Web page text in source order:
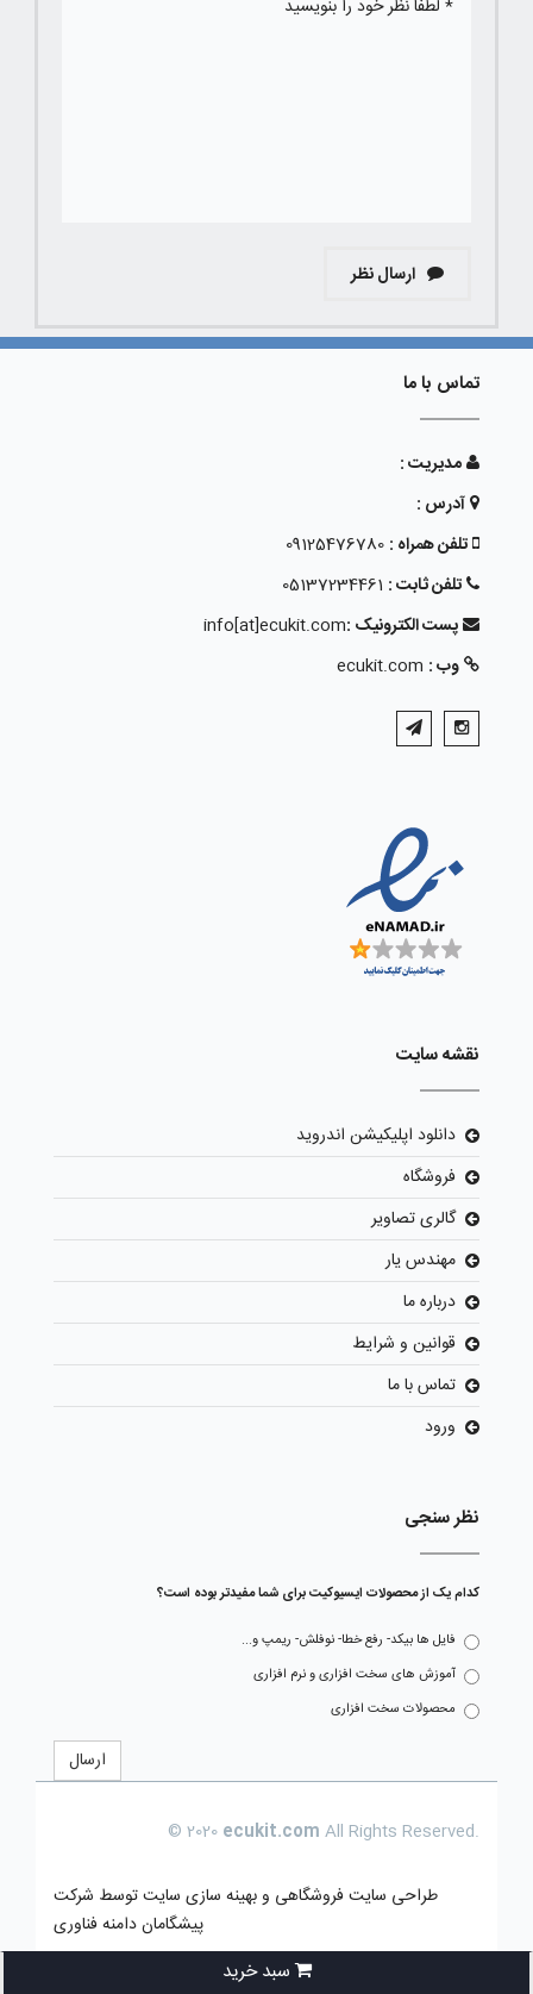
سبد خرید
ارسال نظر
تماس با ما
مدیریت :
آدرس :
تلفن همراه : 09125476780
تلفن ثابت : 05137234461
پست الکترونیک :info[at]ecukit.com
وب : ecukit.com
نقشه سایت
دانلود اپلیکیشن اندروید
فروشگاه
گالری تصاویر
مهندس یار
درباره ما
قوانین و شرایط
تماس با ما
ورود
نظر سنجی
کدام یک از محصولات ایسیوکیت برای شما مفیدتر بوده است؟
فایل ها بیکد- رفع خطا- نوفلش- ریمپ و...
آموزش های سخت افزاری و نرم افزاری
محصولات سخت افزاری
ارسال
© 2020 ecukit.com All Rights Reserved.
طراحی سایت فروشگاهی و بهینه سازی سایت توسط شرکت
پیشگامان دامنه فناوری